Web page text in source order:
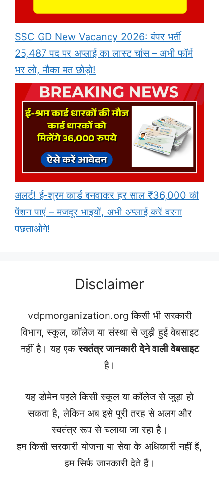
SSC GD New Vacancy 2026: बंपर भर्ती
25,487 पद पर अप्लाई का लास्ट चांस – अभी फॉर्म
भर लो, मौका मत छोड़ो!
अलर्ट! ई-श्रम कार्ड बनवाकर हर साल ₹36,000 की
पेंशन पाएं – मजदूर भाइयों, अभी अप्लाई करें वरना
पछताओगे!
Disclaimer
vdpmorganization.org किसी भी सरकारी
विभाग, स्कूल, कॉलेज या संस्था से जुड़ी हुई वेबसाइट
नहीं है। यह एकस्वतंत्र जानकारी देने वाली वेबसाइट
है।
यह डोमेन पहले किसी स्कूल या कॉलेज से जुड़ा हो
सकता है, लेकिन अब इसे पूरी तरह से अलग और
स्वतंत्र रूप से चलाया जा रहा है।
हम किसी सरकारी योजना या सेवा के अधिकारी नहीं हैं,
हम सिर्फ जानकारी देते हैं।